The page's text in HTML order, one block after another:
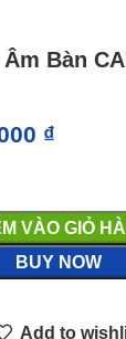
Bàn
₫
VÀO GIỎ
BUY NOW
Add to